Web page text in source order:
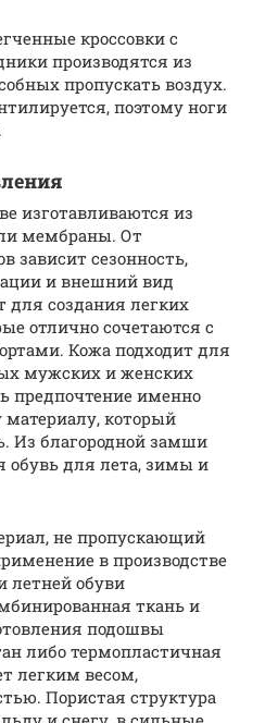
кроссовки с
производятся из
пропускать воздух.
поэтому ноги
изготавливаются из
мембраны. От
зависит сезонность,
и внешний вид
создания легких
отлично сочетаются с
Кожа подходит для
мужских и женских
предпочтение именно
который
Из благородной замши
обувь для лета, зимы и
не пропускающий
в производстве
летней обуви
ткань и
подошвы
либо термопластичная
легким весом,
Пористая структура